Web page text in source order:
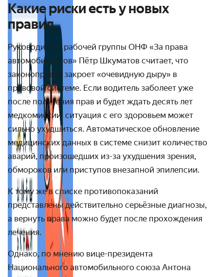
Какие риски есть у новых
правил
Руководитель рабочей группы ОНФ «За права
автомобилистов» Пётр Шкуматов считает, что
законопроект закроет «очевидную дыру» в
правовой системе. Если водитель заболеет уже
после получения прав и будет ждать десять лет
медкомиссии, ситуация с его здоровьем может
сильно ухудшиться. Автоматическое обновление
медицинских данных в системе снизит количество
аварий, произошедших из-за ухудшения зрения,
обмороков или приступов внезапной эпилепсии.
К тому же в списке противопоказаний
представлены действительно серьёзные диагнозы,
а вернуть права можно будет после прохождения
лечения.
Однако, по мнению вице-президента
Национального автомобильного союза Антона